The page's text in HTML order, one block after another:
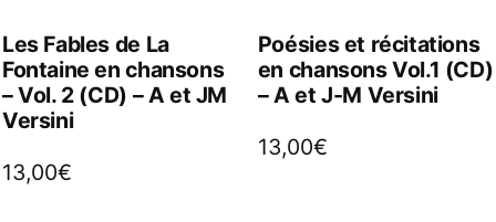
Les Fables de La
Fontaine en chansons
– Vol. 2 (CD) – A et JM
Versini
13,00€
Poésies et récitations
en chansons Vol.1 (CD)
– A et J-M Versini
13,00€